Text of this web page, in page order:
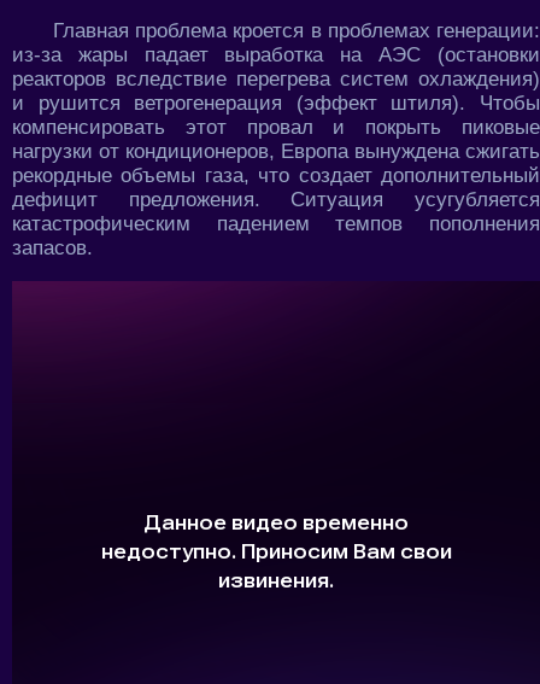
Главная проблема кроется в проблемах генерации:
из-за жары падает выработка на АЭС (остановки
реакторов вследствие перегрева систем охлаждения)
и рушится ветрогенерация (эффект штиля). Чтобы
компенсировать этот провал и покрыть пиковые
нагрузки от кондиционеров, Европа вынуждена сжигать
рекордные объемы газа, что создает дополнительный
дефицит предложения. Ситуация усугубляется
катастрофическим падением темпов пополнения
запасов.